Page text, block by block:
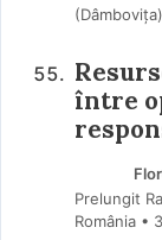
între
Prelungit
România